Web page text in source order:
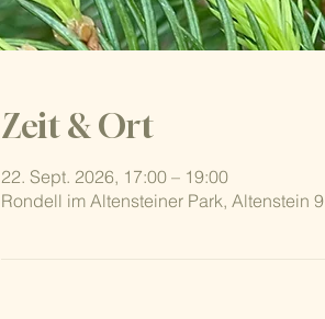
Zeit & Ort
22. Sept. 2026, 17:00 – 19:00
Rondell im Altensteiner Park, Altenstein